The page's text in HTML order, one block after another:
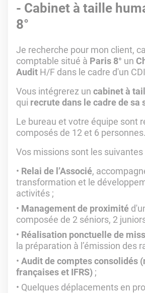
- Cabinet à taille
8°
Je recherche pour mon client,
comptable situé à Paris 8° un
Audit H/F dans le cadre d'un
Vous intégrerez un cabinet à
qui recrute dans le cadre de sa
Le bureau et votre équipe sont
composés de 12 et 6 personnes.
Vos missions sont les suivantes
Relai de l’Associé,
transformation et le
activités ;
Management de proximité
composée de 2 séniors, 2
Réalisation ponctuelle de
la préparation à l’émission des
Audit de comptes consolidés
françaises et IFRS) ;
Quelques déplacements en